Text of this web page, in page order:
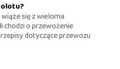
się z wieloma
chodzi o przewożenie
dotyczące przewozu